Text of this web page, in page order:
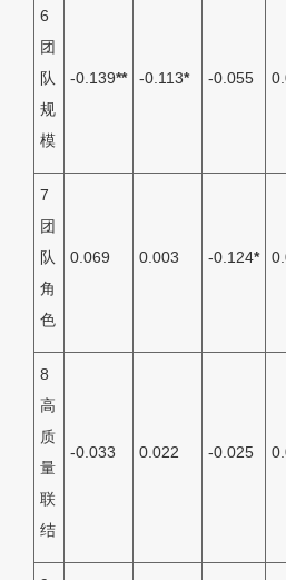
6
团
队
规
模
-0.139** -0.113* -0.055
7
团
队
角
色
0.069 0.003 -0.124*
8
高
质
量
联
结
-0.033 0.022 -0.025